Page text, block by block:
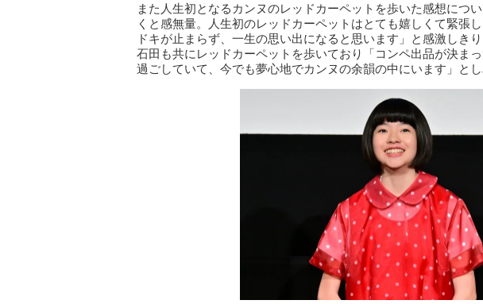
また人生初となるカンヌのレッドカーペットを歩いた感想につ
くと感無量。人生初のレッドカーペットはとても嬉しくて緊張
ドキが止まらず、一生の思い出になると思います」と感激しき
石田も共にレッドカーペットを歩いており「コンペ出品が決ま
過ごしていて、今でも夢心地でカンヌの余韻の中にいます」とし